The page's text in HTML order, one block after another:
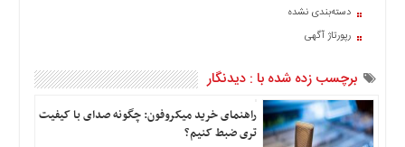
سیاسی
اخبار
فرهنگی
دسته‌بندی نشده
رپورتاژ آگهی
برچسب زده شده با : دیدنگار
راهنمای خرید میکروفون: چگونه صدای با کیفیت
تری ضبط کنیم؟